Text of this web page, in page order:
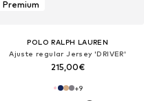
Premium
POLO RALPH LAUREN
Ajuste regular Jersey 'DRIVER'
215,00€
+9